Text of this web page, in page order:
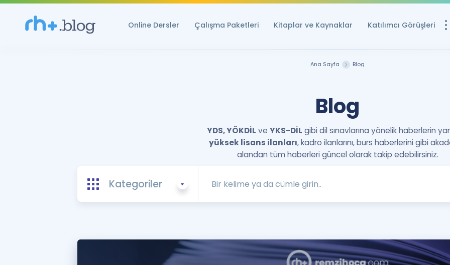
Online Dersler Çalışma Paketleri Kitaplar ve Kaynaklar Katılımcı Görüşleri
Puan
YDS ve YÖKDİL
ÖSYM Sınav
Kampanyalar
Eğitim ve
Ana Sayfa Blog
Blog
YDS, YÖKDİL ve YKS-DİL gibi dil sınavlarına yönelik haberlerin
yüksek lisans ilanları, kadro ilanlarını, burs haberlerini gibi
alandan tüm haberleri güncel olarak takip edebilirsiniz.
Kategoriler